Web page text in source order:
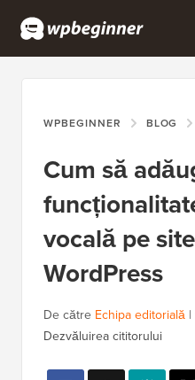
WPBEGINNER BLOG
Cum să
vocală pe
WordPress
De către Echipa editorială |
Dezvăluirea cititorului